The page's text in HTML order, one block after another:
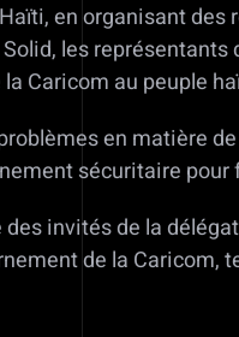
en organisant
les
Caricom au peuple
en matière
sécuritaire
invités de la
de la Caricom,